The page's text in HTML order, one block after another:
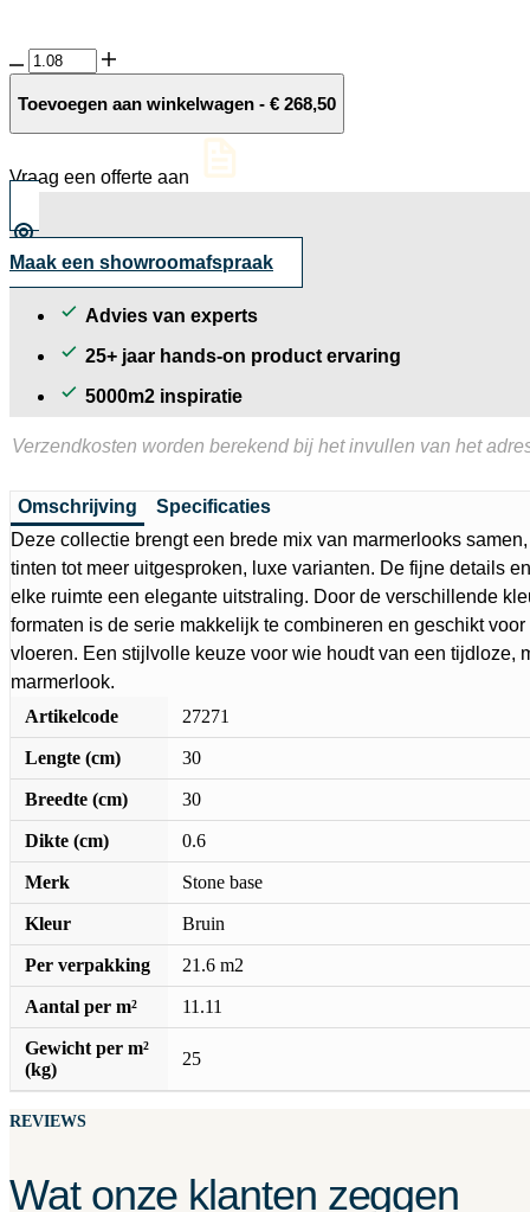
Marmore
10MM
Imperiale
30x30
aantal
Toevoegen aan winkelwagen - € 268,50
Vraag een offerte aan
Maak een showroomafspraak
Advies van experts
25+ jaar hands-on product ervaring
5000m2 inspiratie
Verzendkosten worden berekend bij het invullen van het
Omschrijving
Specificaties
Deze collectie brengt een brede mix van marmerlooks
tinten tot meer uitgesproken, luxe varianten. De fijne details
elke ruimte een elegante uitstraling. Door de verschillende
formaten is de serie makkelijk te combineren en geschikt
vloeren. Een stijlvolle keuze voor wie houdt van een tijdloze,
marmerlook.
Artikelcode
27271
Lengte (cm) 30
Breedte (cm) 30
Dikte (cm) 0.6
Merk Stone base
Kleur Bruin
Per verpakking 21.6 m2
Aantal per m² 11.11
Gewicht per m²
(kg)
25
REVIEWS
Wat onze klanten zeggen